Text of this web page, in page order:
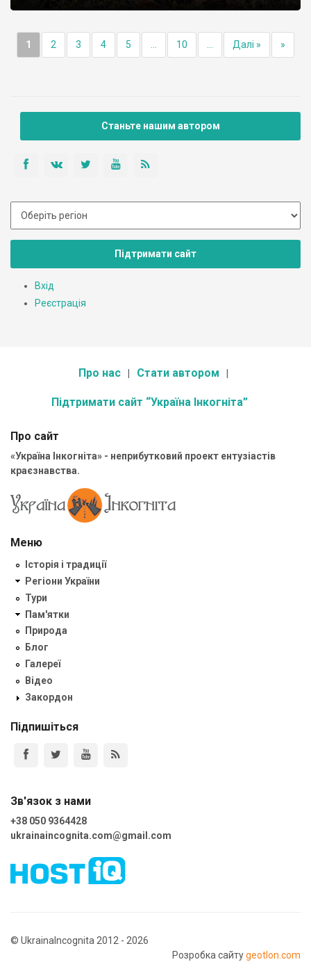
1 2 3 4 5 10 Далі » »
Станьте нашим автором
Підтримати сайт
Вхід
Реєстрація
Про нас Стати автором
Підтримати сайт “Україна Інкогніта”
Про сайт
«Україна Інкогніта» - неприбутковий проект ентузіастів
краєзнавства.
Меню
Історія і традиції
Регіони України
Тури
Пам'ятки
Природа
Блог
Галереї
Відео
Закордон
Підпишіться
Зв'язок з нами
+38 050 9364428
ukrainaincognita.com@gmail.com
© UkrainaIncognita 2012 - 2026
Розробка сайтуgeotlon.com